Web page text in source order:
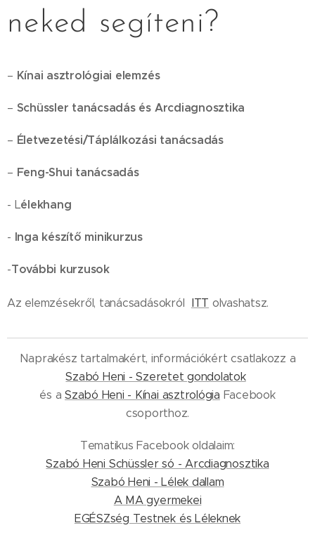
neked segíteni?
– Kínai asztrológiai elemzés
– Schüssler tanácsadás és Arcdiagnosztika
– Életvezetési/Táplálkozási tanácsadás
– Feng-Shui tanácsadás
- Lélekhang
- Inga készítő minikurzus
-További kurzusok
Az elemzésekről, tanácsadásokról ITT olvashatsz.
Naprakész tartalmakért, információkért csatlakozz a
Szabó Heni - Szeretet gondolatok
és aSzabó Heni - Kínai asztrológia Facebook
csoporthoz.
Tematikus Facebook oldalaim:
Szabó Heni Schüssler só - Arcdiagnosztika
Szabó Heni - Lélek dallam
A MA gyermekei
EGÉSZség Testnek és Léleknek